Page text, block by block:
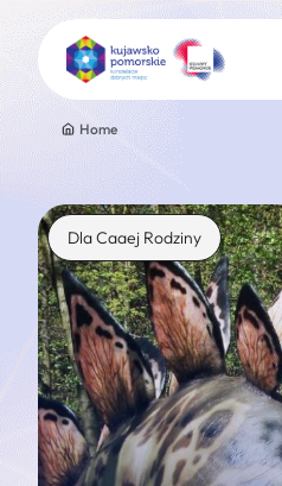
Znajdź atrakcję
Nazwa atrakcji
Home
Dla Caaej Rodziny